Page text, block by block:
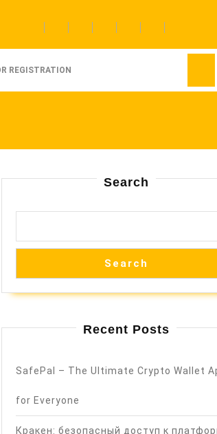
REGISTRATION
Search
Search
Recent Posts
SafePal – The Ultimate Crypto Wallet
for Everyone
Кракен: безопасный доступ к